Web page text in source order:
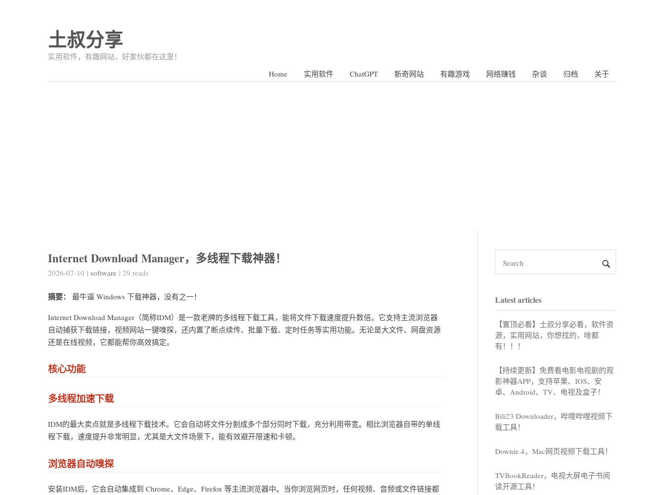
土叔分享
实用软件，有趣网站，好家伙都在这里！
Home
实用软件 ChatGPT 新奇网站 有趣游戏 网络赚钱 杂谈 归档 关于
Internet Download Manager，多线程下载神器！
2026-07-10 | software | 29 reads
摘要： 最牛逼 Windows 下载神器，没有之一！
Internet Download Manager（简称IDM）是一款老牌的多线程下载工具，能将文件下载速度提升数倍。它支持主流浏览器
自动捕获下载链接，视频网站一键嗅探，还内置了断点续传、批量下载、定时任务等实用功能。无论是大文件、网盘资源
还是在线视频，它都能帮你高效搞定。
核心功能
多线程加速下载
IDM的最大卖点就是多线程下载技术。它会自动将文件分割成多个部分同时下载，充分利用带宽。相比浏览器自带的单线
程下载，速度提升非常明显，尤其是大文件场景下，能有效避开限速和卡顿。
浏览器自动嗅探
安装IDM后，它会自动集成到 Chrome、Edge、Firefox 等主流浏览器中。当你浏览网页时，任何视频、音频或文件链接都
Latest articles
【置顶必看】土叔分享必看，软件资
源，实用网站，你想找的，啥都
有！！！
【持续更新】免费看电影电视剧的观
影神器APP，支持苹果、IOS、安
卓、Android、TV、电视及盒子！
Bili23 Downloader，哔哩哔哩视频下
载工具！
Downie 4，Mac网页视频下载工具！
TVBookReader，电视大屏电子书阅
读开源工具！